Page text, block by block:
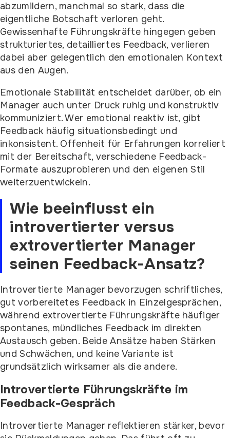
abzumildern, manchmal so stark, dass die
eigentliche Botschaft verloren geht.
Gewissenhafte Führungskräfte hingegen geben
strukturiertes, detailliertes Feedback, verlieren
dabei aber gelegentlich den emotionalen Kontext
aus den Augen.
Emotionale Stabilität entscheidet darüber, ob ein
Manager auch unter Druck ruhig und konstruktiv
kommuniziert. Wer emotional reaktiv ist, gibt
Feedback häufig situationsbedingt und
inkonsistent. Offenheit für Erfahrungen korreliert
mit der Bereitschaft, verschiedene Feedback-
Formate auszuprobieren und den eigenen Stil
weiterzuentwickeln.
Wie beeinflusst ein
introvertierter versus
extrovertierter Manager
seinen Feedback-Ansatz?
Introvertierte Manager bevorzugen schriftliches,
gut vorbereitetes Feedback in Einzelgesprächen,
während extrovertierte Führungskräfte häufiger
spontanes, mündliches Feedback im direkten
Austausch geben. Beide Ansätze haben Stärken
und Schwächen, und keine Variante ist
grundsätzlich wirksamer als die andere.
Introvertierte Führungskräfte im
Feedback-Gespräch
Introvertierte Manager reflektieren stärker, bevor